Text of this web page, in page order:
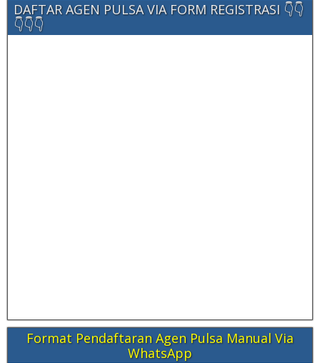
DAFTAR AGEN PULSA VIA FORM REGISTRASI 👇👇
👇👇👇
Format Pendaftaran Agen Pulsa Manual Via
WhatsApp